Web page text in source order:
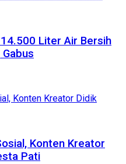
Liter Air Bersih
Konten Kreator
Pati